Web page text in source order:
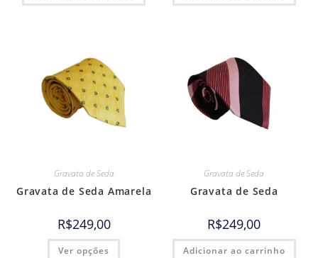
Gravata de Seda
Gravata de Seda Amarela
R$249,00
Ver opções
Gravata de Seda
Gravata de Seda
R$249,00
Adicionar ao carrinho